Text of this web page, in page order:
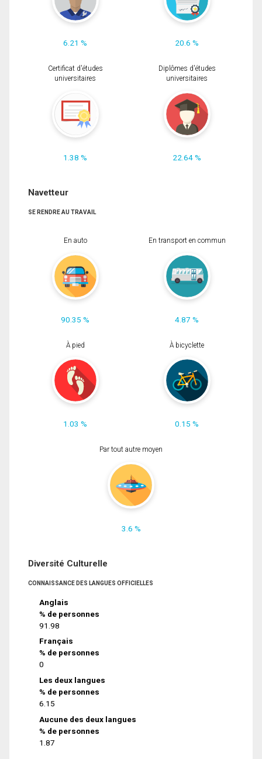
6.21 % 20.6 %
Certificat d'études
universitaires
1.38 %
Diplômes d'études
universitaires
22.64 %
Navetteur
SE RENDRE AU TRAVAIL
En auto
90.35 %
En transport en commun
4.87 %
À pied
1.03 %
À bicyclette
0.15 %
Par tout autre moyen
3.6 %
Diversité Culturelle
CONNAISSANCE DES LANGUES OFFICIELLES
Anglais
% de personnes
91.98
Français
% de personnes
0
Les deux langues
% de personnes
6.15
Aucune des deux langues
% de personnes
1.87